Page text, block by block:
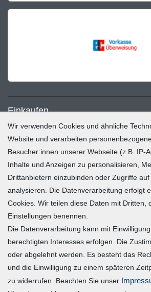
Einkaufen
Zahlung und Versand
Widerrufsrecht
Warenkorb
Zur Kasse
Mein Konto
Registrieren
Login
Vertrag widerrufen
Wir verwenden Cookies und ähnliche
Website und verarbeiten
Besucher:innen unserer Webseite (z.B. IP-
Inhalte und Anzeigen zu personalisieren,
Drittanbietern einzubinden oder Zugriffe
analysieren. Die Datenverarbeitung erfolgt
Cookies. Wir teilen diese Daten mit Dritten,
Einstellungen benennen.
Die Datenverarbeitung kann mit
berechtigten Interesses erfolgen. Die
oder abgelehnt werden. Es besteht das
und die Einwilligung zu einem späteren
zu widerrufen. Beachten Sie unser